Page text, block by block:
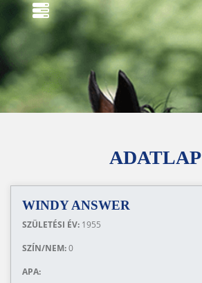
ADATLAP
WINDY ANSWER
SZÜLETÉSI ÉV: 1955
SZÍN/NEM:0
APA: